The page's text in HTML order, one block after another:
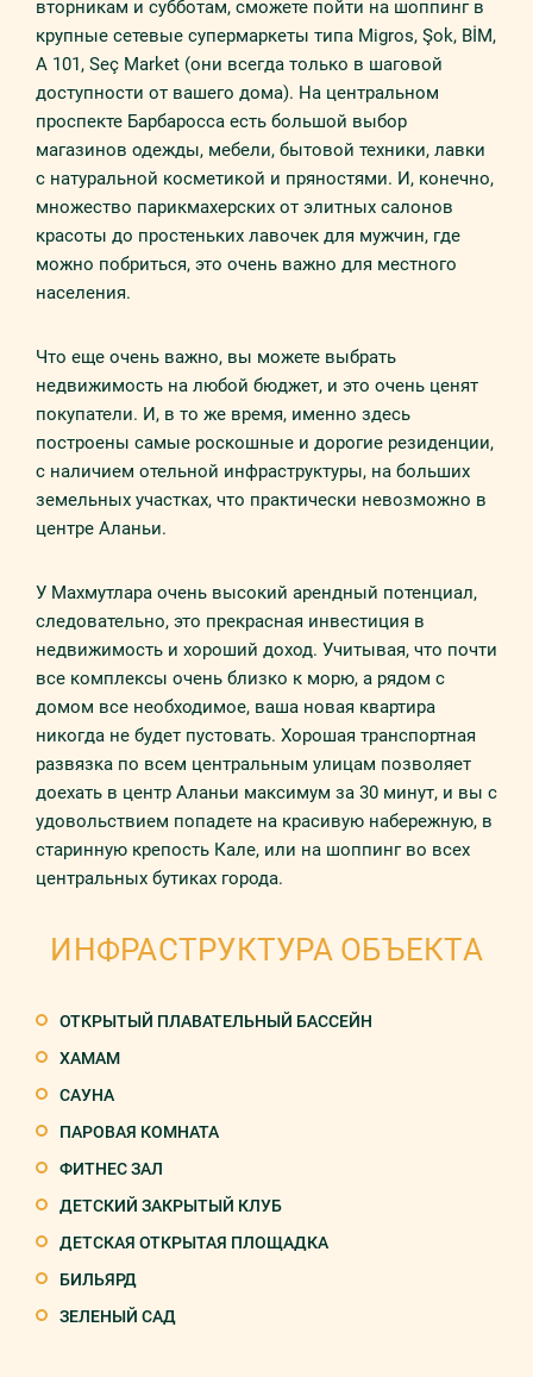
вторникам и субботам, сможете пойти на шоппинг в
крупные сетевые супермаркеты типа Migros, Şok, BİM,
A 101, Seç Market (они всегда только в шаговой
доступности от вашего дома). На центральном
проспекте Барбаросса есть большой выбор
магазинов одежды, мебели, бытовой техники, лавки
с натуральной косметикой и пряностями. И, конечно,
множество парикмахерских от элитных салонов
красоты до простеньких лавочек для мужчин, где
можно побриться, это очень важно для местного
населения.
Что еще очень важно, вы можете выбрать
недвижимость на любой бюджет, и это очень ценят
покупатели. И, в то же время, именно здесь
построены самые роскошные и дорогие резиденции,
с наличием отельной инфраструктуры, на больших
земельных участках, что практически невозможно в
центре Аланьи.
У Махмутлара очень высокий арендный потенциал,
следовательно, это прекрасная инвестиция в
недвижимость и хороший доход. Учитывая, что почти
все комплексы очень близко к морю, а рядом с
домом все необходимое, ваша новая квартира
никогда не будет пустовать. Хорошая транспортная
развязка по всем центральным улицам позволяет
доехать в центр Аланьи максимум за 30 минут, и вы с
удовольствием попадете на красивую набережную, в
старинную крепость Кале, или на шоппинг во всех
центральных бутиках города.
ИНФРАСТРУКТУРА ОБЪЕКТА
ОТКРЫТЫЙ ПЛАВАТЕЛЬНЫЙ БАССЕЙН
ХАМАМ
САУНА
ПАРОВАЯ КОМНАТА
ФИТНЕС ЗАЛ
ДЕТСКИЙ ЗАКРЫТЫЙ КЛУБ
ДЕТСКАЯ ОТКРЫТАЯ ПЛОЩАДКА
БИЛЬЯРД
ЗЕЛЕНЫЙ САД